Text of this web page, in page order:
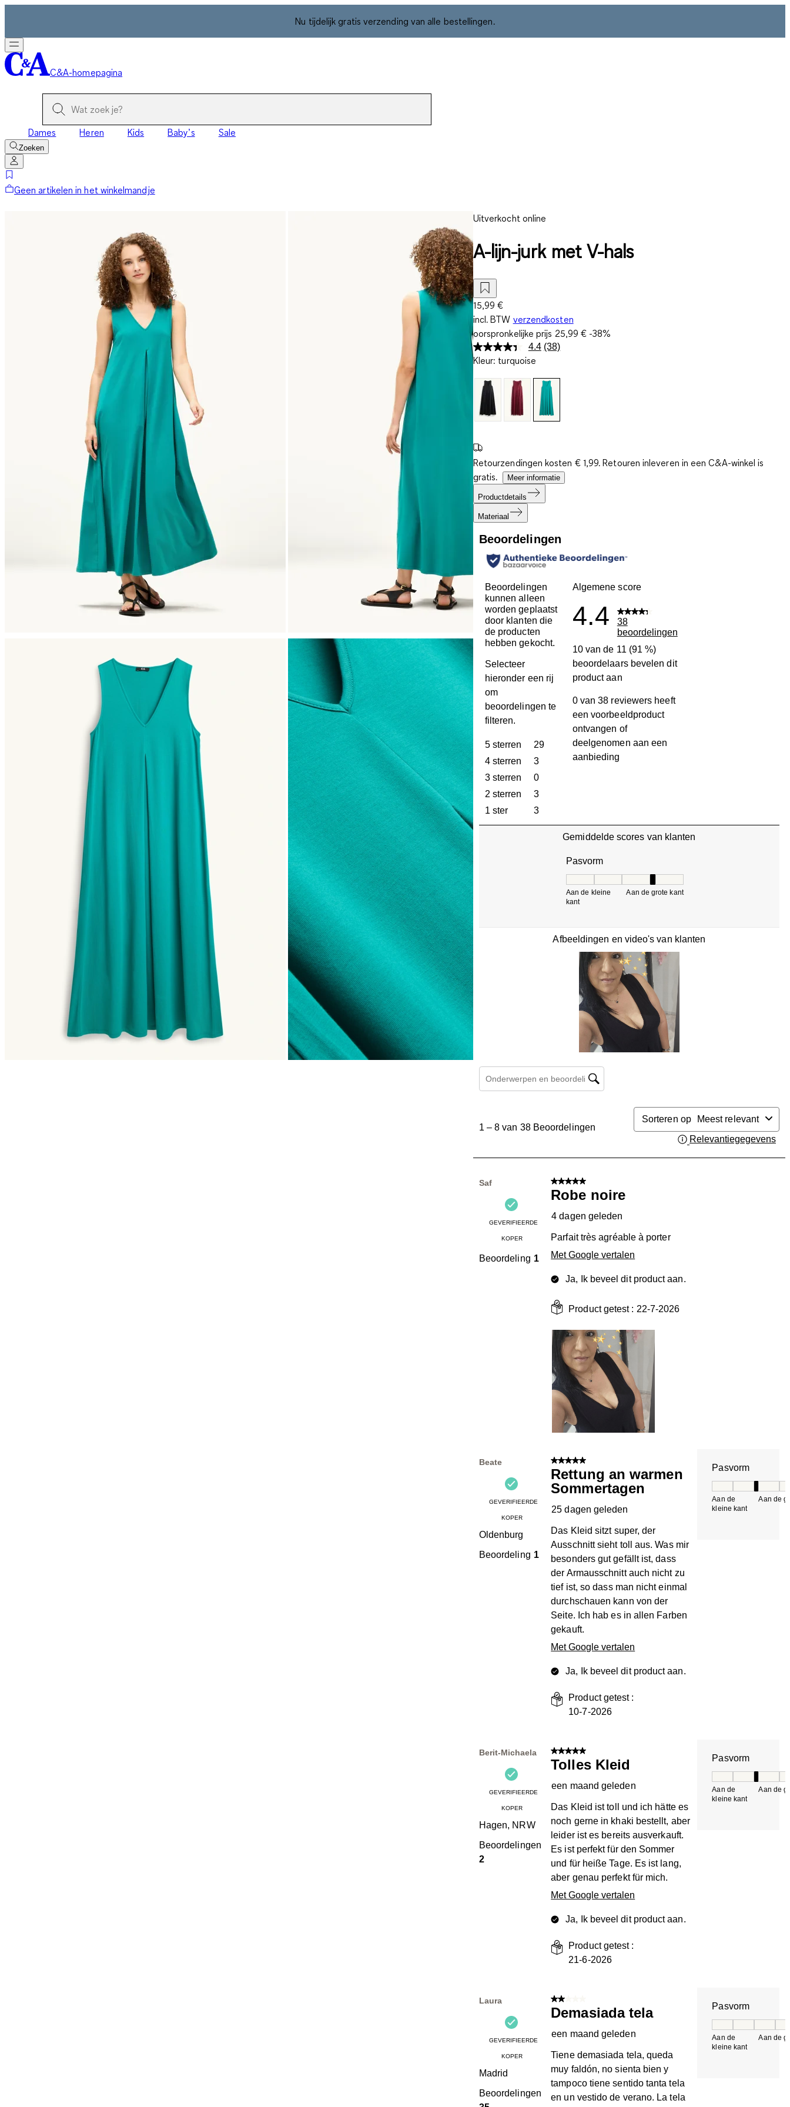
Nu tijdelijk gratis verzending van alle bestellingen.
C&A-homepagina
Dames Heren Kids Baby’s Sale
Zoeken
Geen artikelen in het winkelmandje
Uitverkocht online
A-lijn-jurk met V-hals
15,99 €
incl. BTW verzendkosten
oorspronkelijke prijs 25,99 € -38%
4.4 Lees
Dezelfde
paginalink.
(38)
Kleur: turquoise
Retourzendingen kosten € 1,99. Retouren inleveren in een C&A-winkel is
gratis.
Meer informatie
Productdetails
Materiaal
Beoordelingen
Beoordelingen
kunnen alleen
worden geplaatst
door klanten die
de producten
hebben gekocht.
Selecteer
hieronder een rij
om
beoordelingen te
filteren.
5 sterren sterren
29
29 beoordelingen met 5 sterren.
4 sterren sterren
3
3 beoordelingen met 4 sterren.
3 sterren sterren
0
0 beoordelingen met 3 sterren.
2 sterren sterren
3
3 beoordelingen met 2 sterren.
1 ster sterren3
3 beoordelingen met 1 ster.
Algemene score
4.4
38
beoordelingen
10 van de 11 (91 %)
beoordelaars bevelen dit
product aan
0 van 38 reviewers heeft
een voorbeeldproduct
ontvangen of
deelgenomen aan een
aanbieding
Gemiddelde scores van klanten
Pasvorm
Aan de kleine
kant
Aan de grote kant
Afbeeldingen en video's van klanten
Onderwerpen en beoordelingen zoeken per regio
tot
Beoordelingen.
1 – 8 van 38 Beoordelingen
Sorteren op
Meest relevant
Relevantiegegevens
Saf
GEVERIFIEERDE
KOPER
Beoordeling 1
5 van 5 sterren.
Robe noire
4 dagen geleden
Parfait très agréable à porter
Met Google vertalen
Ja, Ik beveel dit product aan.
Product getest : 22-7-2026
Beate
GEVERIFIEERDE
KOPER
Oldenburg
Beoordeling 1
5 van 5 sterren.
Rettung an warmen
Sommertagen
25 dagen geleden
Das Kleid sitzt super, der
Ausschnitt sieht toll aus. Was mir
besonders gut gefällt ist, dass
der Armausschnitt auch nicht zu
tief ist, so dass man nicht einmal
durchschauen kann von der
Seite. Ich hab es in allen Farben
gekauft.
Met Google vertalen
Ja, Ik beveel dit product aan.
Product getest :
10-7-2026
Pasvorm
Aan de
kleine kant
Aan de
Berit-Michaela
GEVERIFIEERDE
KOPER
Hagen, NRW
Beoordelingen
2
5 van 5 sterren.
Tolles Kleid
een maand geleden
Das Kleid ist toll und ich hätte es
noch gerne in khaki bestellt, aber
leider ist es bereits ausverkauft.
Es ist perfekt für den Sommer
und für heiße Tage. Es ist lang,
aber genau perfekt für mich.
Met Google vertalen
Ja, Ik beveel dit product aan.
Product getest :
21-6-2026
Pasvorm
Aan de
kleine kant
Aan de
Laura
GEVERIFIEERDE
KOPER
Madrid
Beoordelingen
2 van 5 sterren.
Demasiada tela
een maand geleden
Tiene demasiada tela, queda
muy faldón, no sienta bien y
tampoco tiene sentido tanta tela
en un vestido de verano. La tela
Pasvorm
Aan de
kleine kant
Aan de